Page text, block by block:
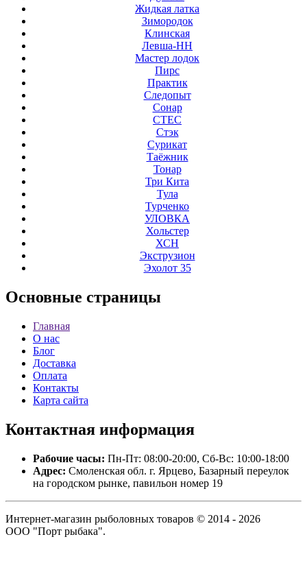
Жидкая латка
Зимородок
Клинская
Левша-НН
Мастер лодок
Пирс
Практик
Следопыт
Сонар
СТЕС
Стэк
Сурикат
Таёжник
Тонар
Три Кита
Тула
Турченко
УЛОВКА
Хольстер
ХСН
Экструзион
Эхолот 35
Основные страницы
Главная
О нас
Блог
Доставка
Оплата
Контакты
Карта сайта
Контактная информация
Рабочие часы: Пн-Пт: 08:00-20:00, Сб-Вс: 10:00-18:00
Адрес: Смоленская обл. г. Ярцево, Базарный переулок
на городском рынке, павильон номер 19
Интернет-магазин рыболовных товаров © 2014 - 2026
ООО "Порт рыбака".